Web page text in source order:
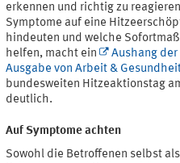
erkennen und richtig zu
Symptome auf eine
hindeuten und welche
helfen, macht ein
Aushang der
Ausgabe von Arbeit &
bundesweiten Hitzeaktionstag
deutlich.
Auf Symptome achten
Sowohl die Betroffenen selbst